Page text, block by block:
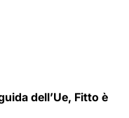
dell’Ue, Fitto è